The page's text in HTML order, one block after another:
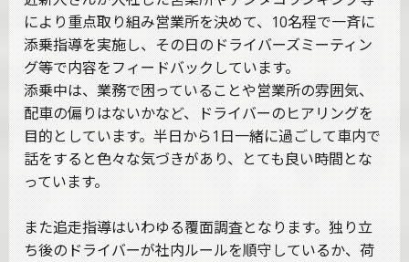
により重点取り組み営業所を決めて、10名程で一斉に
添乗指導を実施し、その日のドライバーズミーティン
グ等で内容をフィードバックしています。
添乗中は、業務で困っていることや営業所の雰囲気、
配車の偏りはないかなど、ドライバーのヒアリングを
目的としています。半日から1日一緒に過ごして車内で
話をすると色々な気づきがあり、とても良い時間とな
っています。
また追走指導はいわゆる覆面調査となります。独り立
ち後のドライバーが社内ルールを順守しているか、荷